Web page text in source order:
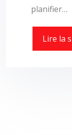
planifier…
Lire la